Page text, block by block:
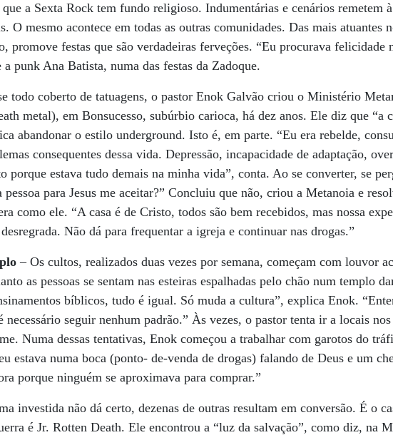
a Sexta Rock tem fundo religioso. Indumentárias e cenários remetem
O mesmo acontece em todas as outras comunidades. Das mais atuantes
promove festas que são verdadeiras ferveções. “Eu procurava felicidade
a punk Ana Batista, numa das festas da Zadoque.
todo coberto de tatuagens, o pastor Enok Galvão criou o Ministério
metal), em Bonsucesso, subúrbio carioca, há dez anos. Ele diz que “a
abandonar o estilo underground. Isto é, em parte. “Eu era rebelde,
consequentes dessa vida. Depressão, incapacidade de adaptação,
porque estava tudo demais na minha vida”, conta. Ao se converter, se
pessoa para Jesus me aceitar?” Concluiu que não, criou a Metanoia e
como ele. “A casa é de Cristo, todos são bem recebidos, mas nossa
Não dá para frequentar a igreja e continuar nas drogas.”
– Os cultos, realizados duas vezes por semana, começam com louvor
as pessoas se sentam nas esteiras espalhadas pelo chão num templo
bíblicos, tudo é igual. Só muda a cultura”, explica Enok.
necessário seguir nenhum padrão.” Às vezes, o pastor tenta ir a locais
Numa dessas tentativas, Enok começou a trabalhar com garotos do
estava numa boca (ponto- de-venda de drogas) falando de Deus e um
porque ninguém se aproximava para comprar.”
investida não dá certo, dezenas de outras resultam em conversão. É o
é Jr. Rotten Death. Ele encontrou a “luz da salvação”, como diz, na